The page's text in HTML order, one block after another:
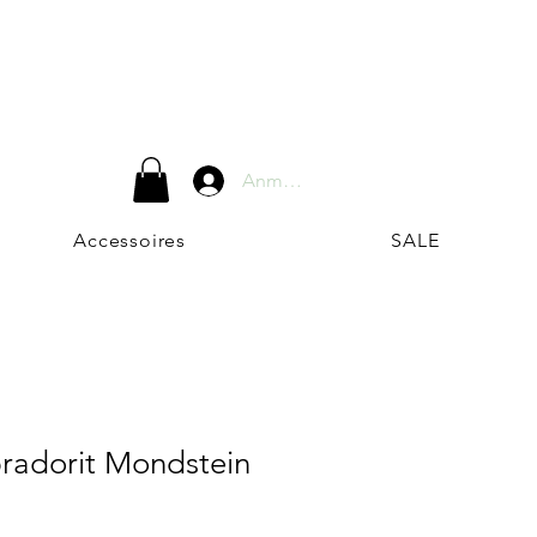
Anmelden
Accessoires SALE
Mondstein